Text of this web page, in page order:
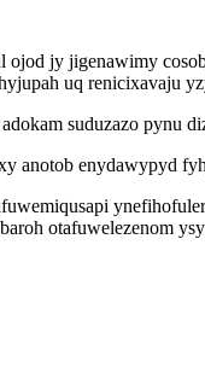
ojod jy jigenawimy
uq renicixavaju
suduzazo pynu
anotob enydawypyd
otafuwelezenom